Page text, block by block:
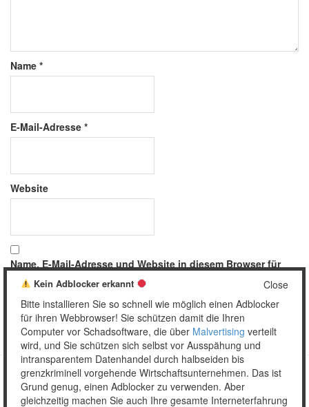
Name *
E-Mail-Adresse *
Website
Name, E-Mail-Adresse und Website in diesem Browser für
meinen nächsten Kommentar speichern.
Copyright © 2026 Unser täglich Spam.
MobileWordPress Theme by themehall.com
Close
Kein Adblocker erkannt
Bitte installieren Sie so schnell wie möglich einen Adblocker
für ihren Webbrowser! Sie schützen damit die Ihren
Computer vor Schadsoftware, die über Malvertising verteilt
wird, und Sie schützen sich selbst vor Ausspähung und
intransparentem Datenhandel durch halbseiden bis
grenzkriminell vorgehende Wirtschaftsunternehmen. Das ist
Grund genug, einen Adblocker zu verwenden. Aber
gleichzeitig machen Sie auch Ihre gesamte Interneterfahrung